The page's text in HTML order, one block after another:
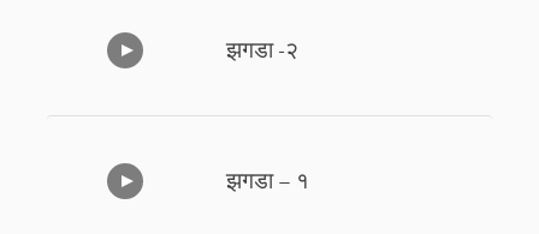
झगडा -२
झगडा – १